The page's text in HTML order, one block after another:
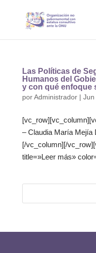
Las Políticas de
Humanos del
y con qué enfoque
porAdministrador| Jun
– Claudia María Mejía
[/vc_column][/
title=»Leer más»